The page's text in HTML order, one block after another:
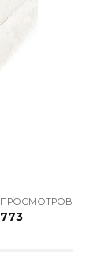
ПРОСМОТРОВ
773